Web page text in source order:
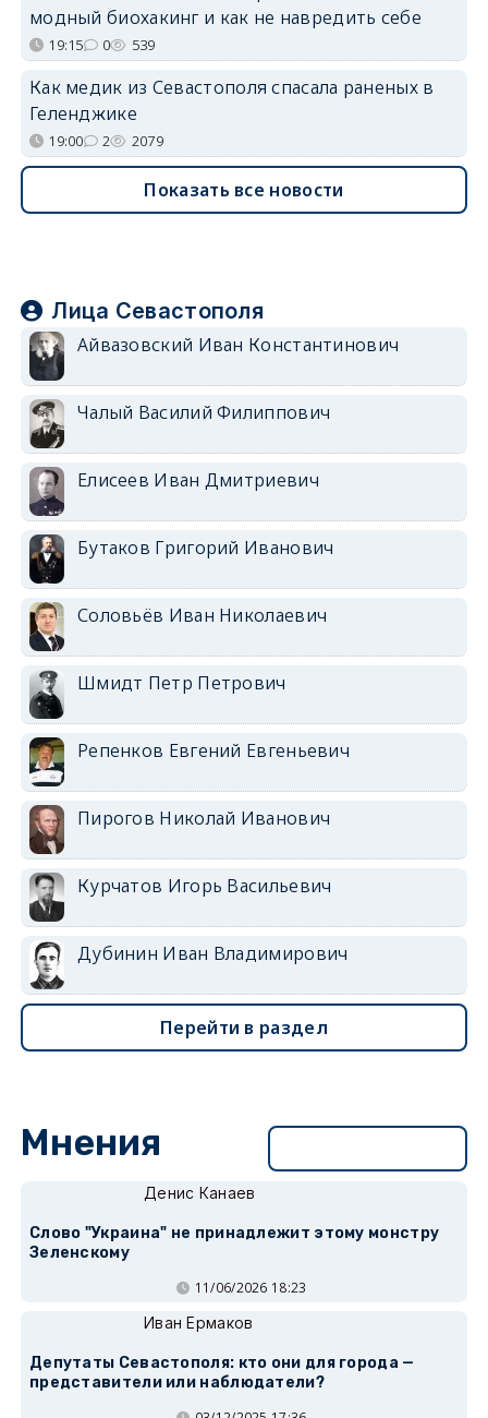
модный биохакинг и как не навредить себе
19:15 0 539
Как медик из Севастополя спасала раненых в
Геленджике
19:00 2 2079
Показать все новости
Лица Севастополя
Айвазовский Иван Константинович
Чалый Василий Филиппович
Елисеев Иван Дмитриевич
Бутаков Григорий Иванович
Соловьёв Иван Николаевич
Шмидт Петр Петрович
Репенков Евгений Евгеньевич
Пирогов Николай Иванович
Курчатов Игорь Васильевич
Дубинин Иван Владимирович
Перейти в раздел
Мнения
Денис Канаев
Слово "Украина" не принадлежит этому монстру
Зеленскому
11/06/2026 18:23
Иван Ермаков
Депутаты Севастополя: кто они для города —
представители или наблюдатели?